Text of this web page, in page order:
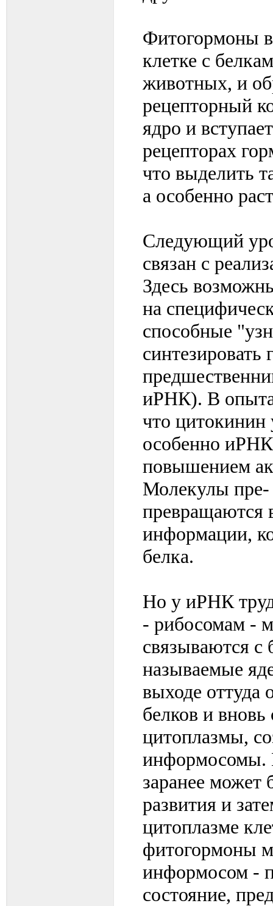
Фитогормоны
клетке с
животных, и
рецепторный
ядро и
рецепторах
что выделить
а особенно
Следующий
связан с
Здесь
на
способные
синтезировать
иРНК). В
что цитокинин
особенно
повышением
Молекулы пре-
превращаются
информации,
белка.
Но у иРНК
- рибосомам -
связываются с
называемые
выходе оттуда
белков и
цитоплазмы,
информосомы.
заранее может
развития и
цитоплазме
фитогормоны
информосом -
состояние,